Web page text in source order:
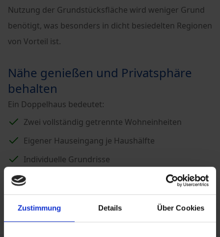
Zustimmung Details Über Cookies
Nutzung der Grundstücksfläche wird weniger Grund
benötigt, was besonders in dicht besiedelten Regionen
von Vorteil ist.
Nähe genießen und Privatsphäre
behalten
Ein Doppelhaus bedeutet:
Zwei vollständig getrennte Wohneinheiten
Eigener Hauseingang je Haushälfte
Individuelle Grundrisse
Separater Garten- und Terrassenbereich
ausreichend Abstand und Freiraum behalten.